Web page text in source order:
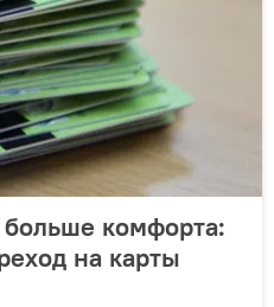
комфорта:
на карты